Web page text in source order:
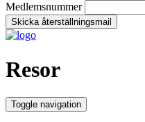
Medlemsnummer
Resor
Toggle navigation